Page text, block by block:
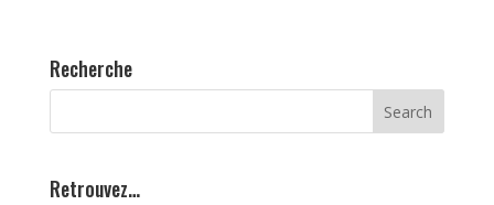
Recherche
Retrouvez…